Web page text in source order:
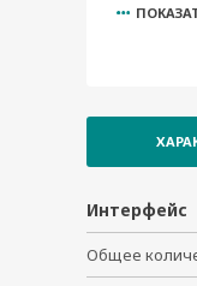
RM-G4000-
RM-G4000-
RM-G4000-
RM-G4000-
RM-G4000-
Интерфейс
Общее